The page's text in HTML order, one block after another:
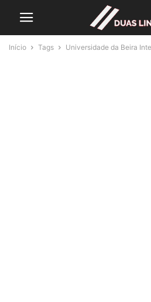
Início Tags Universidade da Beira